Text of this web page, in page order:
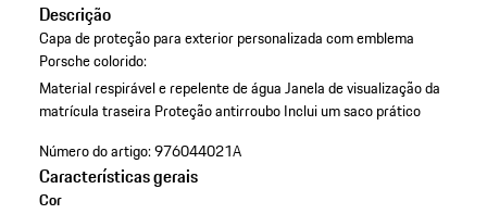
Descrição
Capa de proteção para exterior personalizada com emblema
Porsche colorido:
Material respirável e repelente de águaJanela de visualização da
matrícula traseira Proteção antirroubo Inclui um saco prático
Número do artigo:976044021A
Características gerais
Cor